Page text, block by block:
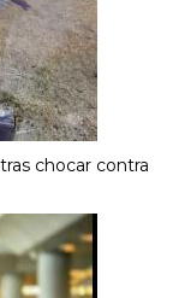
chocar contra